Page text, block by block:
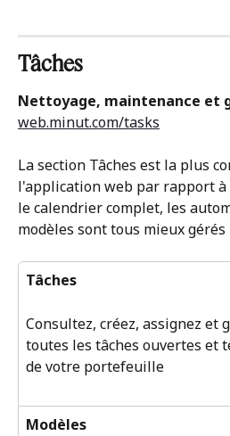
Tâches
Nettoyage, maintenance et
web.minut.com/tasks
La section Tâches est la plus
l'application web par rapport
le calendrier complet, les
modèles sont tous mieux gérés
Tâches
Consultez, créez, assignez et
toutes les tâches ouvertes et
de votre portefeuille
Modèles